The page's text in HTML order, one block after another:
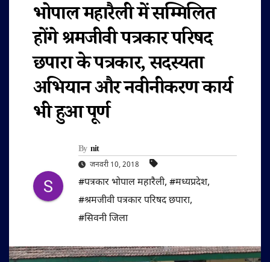
भोपाल महारैली में सम्मिलित
होंगे श्रमजीवी पत्रकार परिषद
छपारा के पत्रकार, सदस्यता
अभियान और नवीनीकरण कार्य
भी हुआ पूर्ण
By nit
जनवरी 10, 2018
#पत्रकार भोपाल महारैली, #मध्यप्रदेश,
#श्रमजीवी पत्रकार परिषद छपारा,
#सिवनी जिला